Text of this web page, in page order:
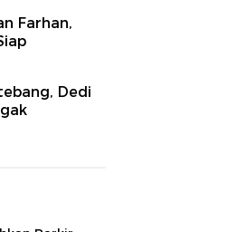
Farhan,
Dedi